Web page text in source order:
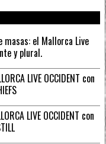
masas: el Mallorca Live
y plural.
LIVE OCCIDENT con
LIVE OCCIDENT con